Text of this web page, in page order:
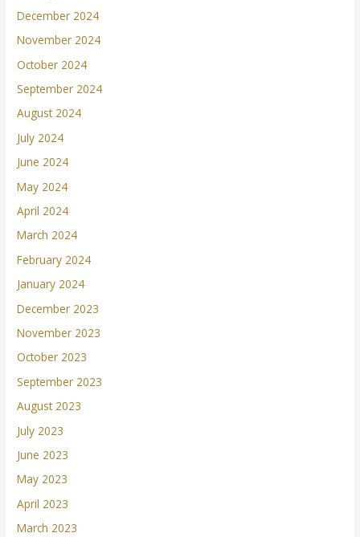
December 2024
November 2024
October 2024
September 2024
August 2024
July 2024
June 2024
May 2024
April 2024
March 2024
February 2024
January 2024
December 2023
November 2023
October 2023
September 2023
August 2023
July 2023
June 2023
May 2023
April 2023
March 2023